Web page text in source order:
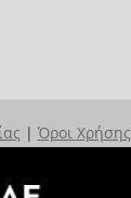
| Όροι Χρήσης